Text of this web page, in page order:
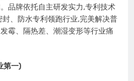
品牌依托自主研发实力,专利技术
、防水专利领跑行业,完美解决普
霉、隔热差、潮湿变形等行业痛
第一)